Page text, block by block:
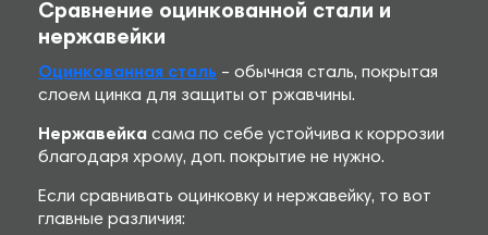
Сравнение оцинкованной стали и
нержавейки
Оцинкованная сталь – обычная сталь, покрытая
слоем цинка для защиты от ржавчины.
Нержавейка сама по себе устойчива к коррозии
благодаря хрому, доп. покрытие не нужно.
Если сравнивать оцинковку и нержавейку, то вот
главные различия: